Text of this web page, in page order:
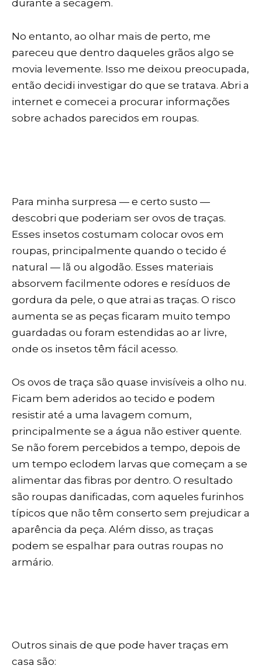
durante a secagem.
No entanto, ao olhar mais de perto, me
pareceu que dentro daqueles grãos algo se
movia levemente. Isso me deixou preocupada,
então decidi investigar do que se tratava. Abri a
internet e comecei a procurar informações
sobre achados parecidos em roupas.
Para minha surpresa — e certo susto —
descobri que poderiam ser ovos de traças.
Esses insetos costumam colocar ovos em
roupas, principalmente quando o tecido é
natural — lã ou algodão. Esses materiais
absorvem facilmente odores e resíduos de
gordura da pele, o que atrai as traças. O risco
aumenta se as peças ficaram muito tempo
guardadas ou foram estendidas ao ar livre,
onde os insetos têm fácil acesso.
Os ovos de traça são quase invisíveis a olho nu.
Ficam bem aderidos ao tecido e podem
resistir até a uma lavagem comum,
principalmente se a água não estiver quente.
Se não forem percebidos a tempo, depois de
um tempo eclodem larvas que começam a se
alimentar das fibras por dentro. O resultado
são roupas danificadas, com aqueles furinhos
típicos que não têm conserto sem prejudicar a
aparência da peça. Além disso, as traças
podem se espalhar para outras roupas no
armário.
Outros sinais de que pode haver traças em
casa são: